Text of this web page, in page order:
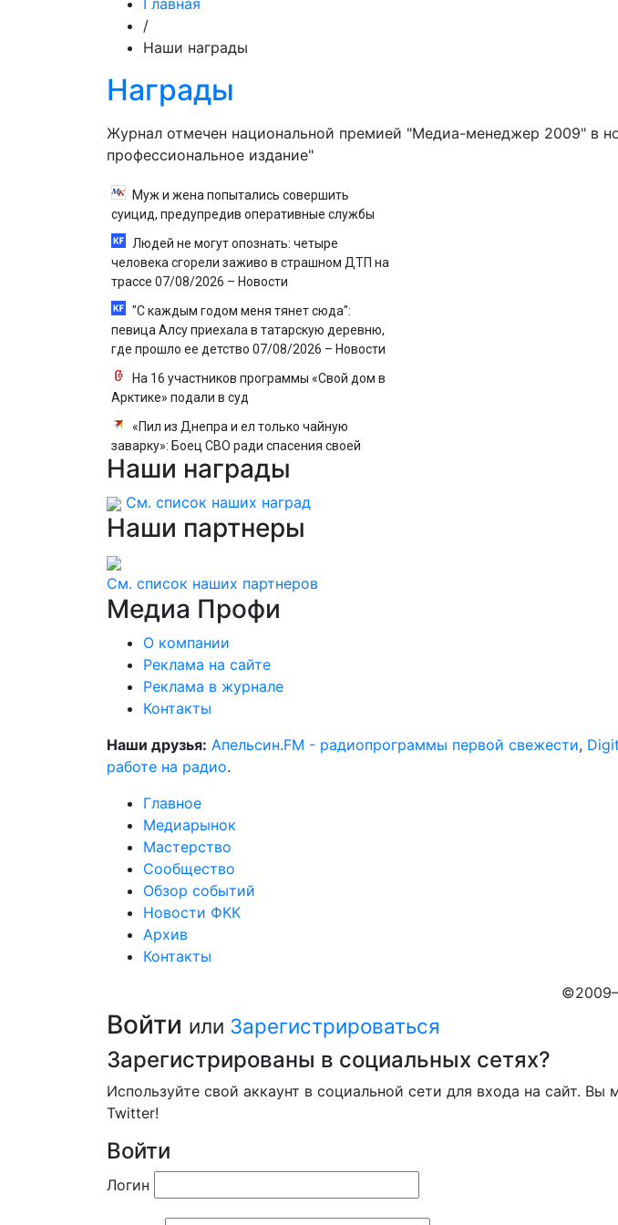
Главная
/
Наши награды
Награды
Журнал отмечен национальной премией "Медиа-менеджер 2009" в
профессиональное издание"
Муж и жена попытались совершить
суицид, предупредив оперативные службы
Людей не могут опознать: четыре
человека сгорели заживо в страшном ДТП на
трассе 07/08/2026 – Новости
"С каждым годом меня тянет сюда":
певица Алсу приехала в татарскую деревню,
где прошло ее детство 07/08/2026 – Новости
На 16 участников программы «Свой дом в
Арктике» подали в суд
«Пил из Днепра и ел только чайную
заварку»: Боец СВО ради спасения своей
группы две недели выживал на острове в
Наши награды
См. список наших наград
Наши партнеры
См. список наших партнеров
Медиа Профи
О компании
Реклама на сайте
Реклама в журнале
Контакты
Наши друзья: Апельсин.FM - радиопрограммы первой свежести,
работе на радио.
Главное
Медиарынок
Мастерство
Сообщество
Обзор событий
Новости ФКК
Архив
Контакты
©
Войти или Зарегистрироваться
Зарегистрированы в социальных сетях?
Используйте свой аккаунт в социальной сети для входа на сайт.
Twitter!
Войти
Логин